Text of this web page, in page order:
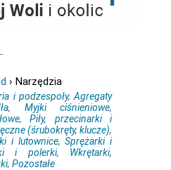
› Narzędzia
i podzespoły, Agregaty
, Myjki ciśnieniowe,
, Piły, przecinarki i
(śrubokręty, klucze),
i lutownice,Sprężarki i
i polerki, Wkrętarki,
, Pozostałe